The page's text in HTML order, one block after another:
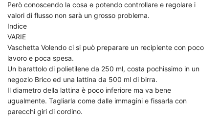
Però conoscendo la cosa e potendo controllare e regolare i
valori di flusso non sarà un grosso problema.
Indice
VARIE
Vaschetta Volendo ci si può preparare un recipiente con poco
lavoro e poca spesa.
Un barattolo di polietilene da 250 ml, costa pochissimo in un
negozio Brico ed una lattina da 500 ml di birra.
Il diametro della lattina è poco inferiore ma va bene
ugualmente. Tagliarla come dalle immagini e fissarla con
parecchi giri di cordino.